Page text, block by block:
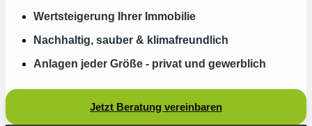
Wertsteigerung Ihrer Immobilie​
Nachhaltig, sauber & klimafreundlich​
Anlagen jeder Größe - privat und gewerblich
Jetzt Beratung vereinbaren